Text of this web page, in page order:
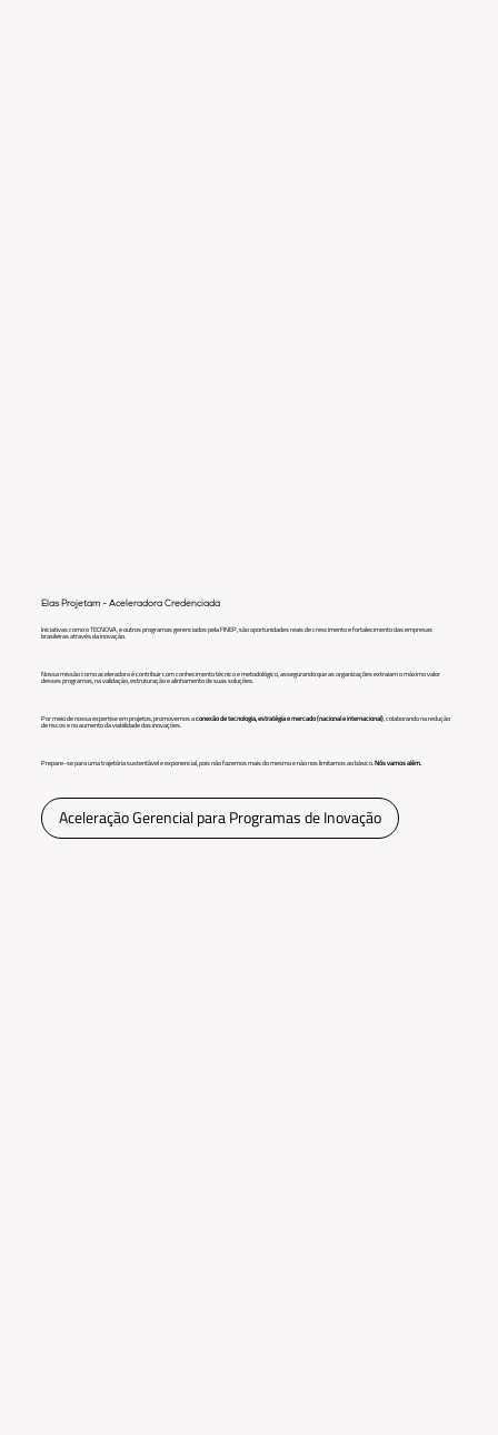
Elas Projetam - Aceleradora Credenciada
Iniciativas como o TECNOVA, e outros programas gerenciados pela FINEP, são oportunidades reais de crescimento e fortalecimento das empresas
brasileiras através da inovação.
Nossa missão como aceleradora é contribuir com conhecimento técnico e metodológico, assegurando que as organizações extraiam o máximo valor
desses programas, na validação, estruturação e alinhamento de suas soluções.
Por meio de nossa expertise em projetos, promovemos aconexão de tecnologia, estratégia e mercado (nacional e internacional), colaborando na redução
de riscos e no aumento da viabilidade das inovações.
Prepare-se para uma trajetória sustentável e exponencial, pois não fazemos mais do mesmo e não nos limitamos ao básico.Nós vamos além.
Aceleração Gerencial para Programas de Inovação